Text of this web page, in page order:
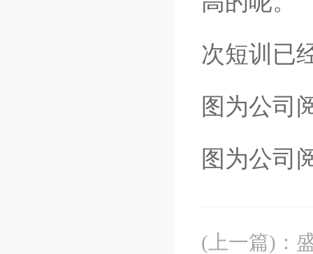
次短训已
图为公司
图为公司
(上一篇) ：